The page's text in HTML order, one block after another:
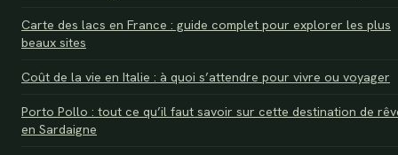
Carte des lacs en France : guide complet pour explorer les plus
beaux sites
Coût de la vie en Italie : à quoi s’attendre pour vivre ou voyager
Porto Pollo : tout ce qu’il faut savoir sur cette destination de
en Sardaigne